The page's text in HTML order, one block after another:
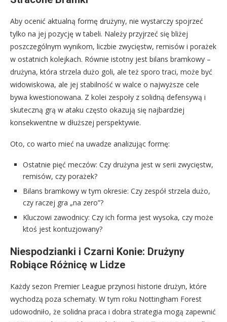
Aby ocenić aktualną formę drużyny, nie wystarczy spojrzeć
tylko na jej pozycję w tabeli. Należy przyjrzeć się bliżej
poszczególnym wynikom, liczbie zwycięstw, remisów i porażek
w ostatnich kolejkach. Równie istotny jest bilans bramkowy –
drużyna, która strzela dużo goli, ale też sporo traci, może być
widowiskowa, ale jej stabilność w walce o najwyższe cele
bywa kwestionowana. Z kolei zespoły z solidną defensywą i
skuteczną grą w ataku często okazują się najbardziej
konsekwentne w dłuższej perspektywie.
Oto, co warto mieć na uwadze analizując formę:
Ostatnie pięć meczów: Czy drużyna jest w serii zwycięstw,
remisów, czy porażek?
Bilans bramkowy w tym okresie: Czy zespół strzela dużo,
czy raczej gra „na zero”?
Kluczowi zawodnicy: Czy ich forma jest wysoka, czy może
ktoś jest kontuzjowany?
Niespodzianki i Czarni Konie: Drużyny
Robiące Różnicę w Lidze
Każdy sezon Premier League przynosi historie drużyn, które
wychodzą poza schematy. W tym roku Nottingham Forest
udowodniło, że solidna praca i dobra strategia mogą zapewnić